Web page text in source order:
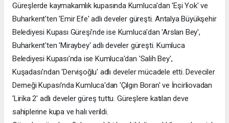
Güreşlerde kaymakamlık kupasında Kumluca'dan 'Eşi Yok' ve
Buharkent'ten 'Emir Efe' adlı develer güreşti. Antalya Büyükşehir
Belediyesi Kupası Güreşi'nde ise Kumluca'dan 'Arslan Bey',
Buharkent'ten 'Miraybey' adlı develer güreşti. Kumluca
Belediyesi Kupası'nda ise Kumluca'dan 'Salih Bey',
Kuşadası'ndan 'Dervişoğlu' adlı develer mücadele etti. Deveciler
Derneği Kupası'nda Kumluca'dan 'Çılgın Boran' ve İncirliovadan
'Lirika 2' adlı develer güreş tuttu. Güreşlere katılan deve
sahiplerine kupa ve halı verildi.